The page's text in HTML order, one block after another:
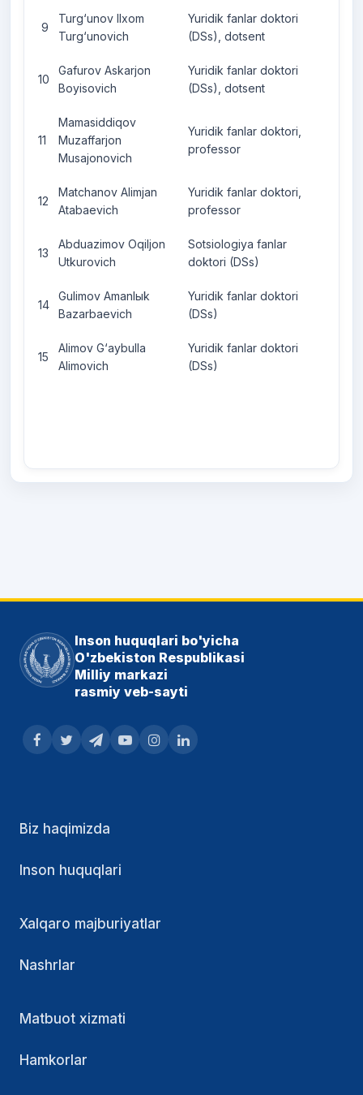
9
Turg‘unov Ilxom
Turg‘unovich
Yuridik fanlar doktori
(DSs), dotsent
10
Gafurov Askarjon
Boyisovich
Yuridik fanlar doktori
(DSs), dotsent
11
Mamasiddiqov
Muzaffarjon
Musajonovich
Yuridik fanlar doktori,
professor
12
Matchanov Alimjan
Atabaevich
Yuridik fanlar doktori,
professor
13
Abduazimov Oqiljon
Utkurovich
Sotsiologiya fanlar
doktori (DSs)
14
Gulimov Amanlыk
Bazarbaevich
Yuridik fanlar doktori
(DSs)
15
Alimov G‘aybulla
Alimovich
Yuridik fanlar doktori
(DSs)
Inson huquqlari bo'yicha
O'zbekiston Respublikasi
Milliy markazi
rasmiy veb-sayti
Biz haqimizda
Inson huquqlari
Xalqaro majburiyatlar
Nashrlar
Matbuot xizmati
Hamkorlar